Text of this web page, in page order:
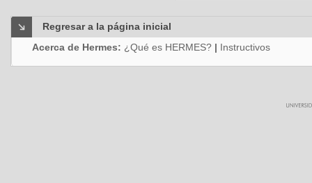
Regresar a la página inicial
Acerca de Hermes: ¿Qué es HERMES? | Instructivos